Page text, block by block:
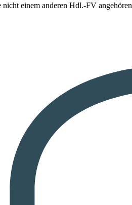
nicht einem anderen Hdl.-FV angehören